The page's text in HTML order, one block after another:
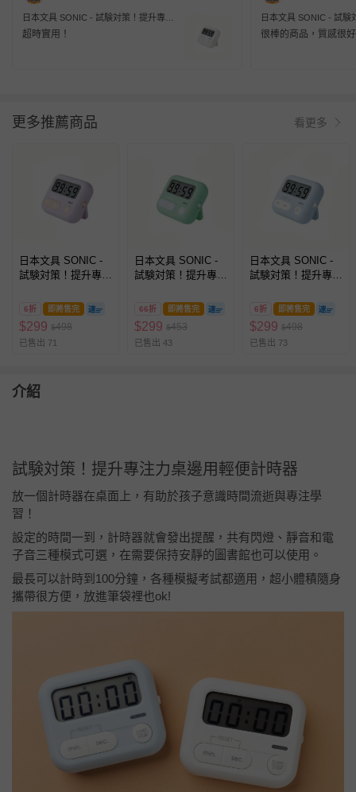
日本文具 SONIC - 試験対策！提升專注
力桌邊用輕便計時器-簡約白
(6.5x5.4x2.1cm)
超時實用！
日本文具 SONIC - 試験
力桌邊用輕便計時器-寶
(6.5x5.4x2.1cm)
很棒的商品，質感很
更多推薦商品 看更多
日本文具 SONIC -
試験対策！提升專注
器-紫羅蘭
(6.5x5.4x2.1cm)
6折 即將售完
$299 $498
已售出 71
日本文具 SONIC -
試験対策！提升專注
器-草地綠
(6.5x5.4x2.1cm)
66折 即將售完
$299 $453
已售出 43
日本文具 SONIC -
試験対策！提升專注
器-寶貝藍
(6.5x5.4x2.1cm)
6折 即將售完
$299 $498
已售出 73
介紹
試験対策！提升專注力桌邊用輕便計時器
放一個計時器在桌面上，有助於孩子意識時間流逝與專注學
習！
設定的時間一到，計時器就會發出提醒，共有閃燈、靜音和電
子音三種模式可選，在需要保持安靜的圖書館也可以使用。
最長可以計時到100分鐘，各種模擬考試都適用，超小體積隨身
攜帶很方便，放進筆袋裡也ok!